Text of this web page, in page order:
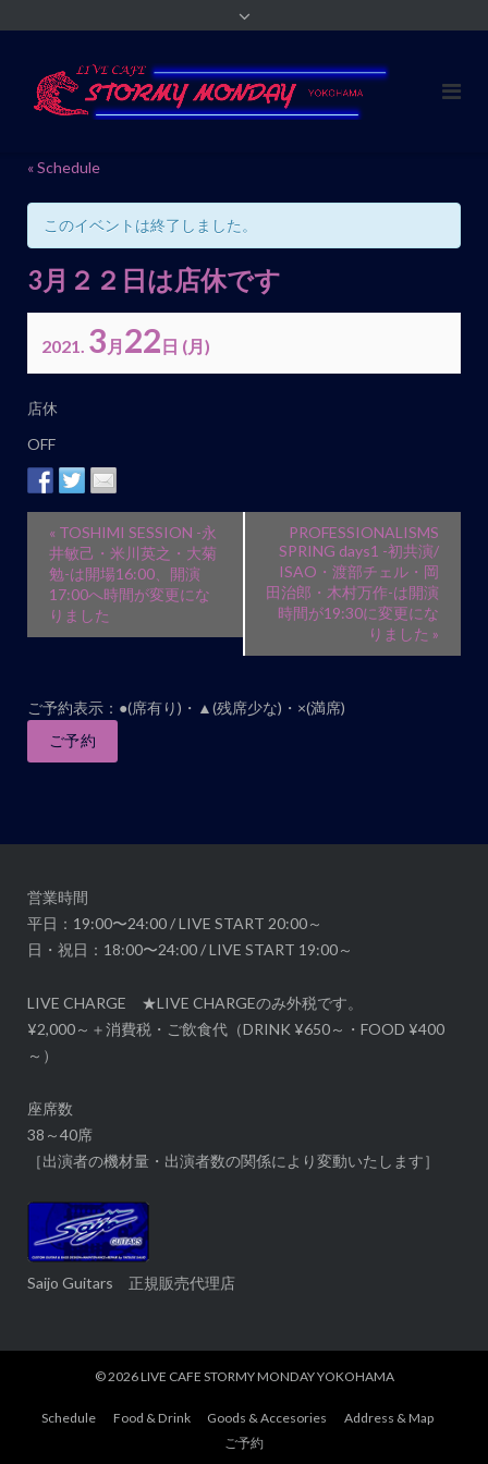
« Schedule
このイベントは終了しました。
3月２２日は店休です
2021. 3 月 22日 (月)
イ
ト
ナ
シ
ン
店休
OFF
ナ
ゲ
ー
シ
« TOSHIMI SESSION -永
井敏己・米川英之・大菊
勉-は開場16:00、開演
17:00へ時間が変更にな
りました
PROFESSIONALISMS
SPRING days1 -初共演/
ISAO・渡部チェル・岡
田治郎・木村万作-は開演
時間が19:30に変更にな
りました »
ご予約表示：●(席有り)・▲(残席少な)・×(満席)
ご予約
営業時間
平日：19:00〜24:00 / LIVE START 20:00～
日・祝日：18:00〜24:00 / LIVE START 19:00～
LIVE CHARGE ★LIVE CHARGEのみ外税です。
¥2,000～＋消費税・ご飲食代（DRINK ¥650～・FOOD ¥400
～）
座席数
38～40席
［出演者の機材量・出演者数の関係により変動いたします］
Saijo Guitars 正規販売代理店
© 2026LIVE CAFE STORMY MONDAY YOKOHAMA
Schedule Food & Drink Goods & Accesories
Address & Map
ご予約